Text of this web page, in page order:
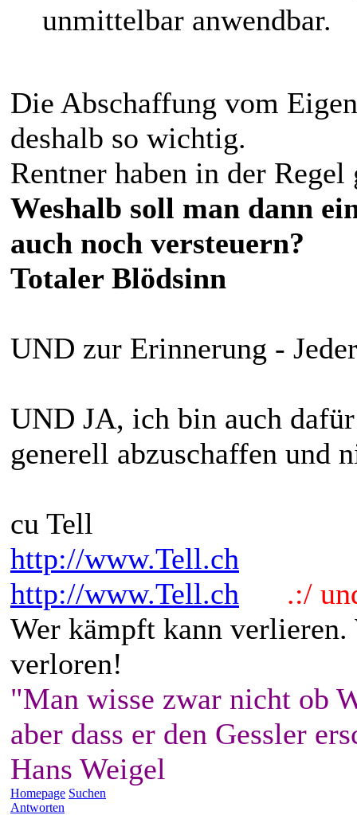
unmittelbar anwendbar.
Die Abschaffung vom
deshalb so wichtig.
Rentner haben in der
Weshalb soll man dann
auch noch versteuern?
Totaler Blödsinn
UND zur Erinnerung -
UND JA, ich bin auch
generell abzuschaffen und
cu Tell
http://www.Tell.ch
http://www.Tell.ch
.:/
Wer kämpft kann
verloren!
"Man wisse zwar nicht ob
aber dass er den Gessler
Hans Weigel
Homepage Suchen
Antworten